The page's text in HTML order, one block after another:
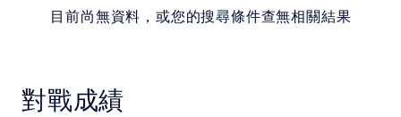
目前尚無資料，或您的搜尋條件查無相關結果
對戰成績